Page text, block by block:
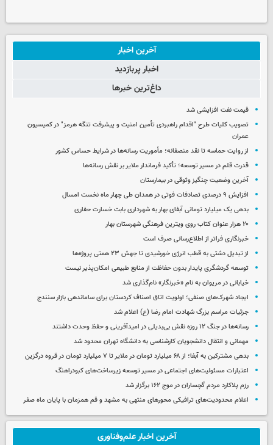
آخرین اخبار
اخبار پربازدید
داغ‌ترین خبرها
قیمت نفت افزایشی شد
تصویب کلیات طرح "اقدام راهبردی تأمین امنیت و پیشرفت تنگه هرمز" در کمیسیون
عمران
از روایت حماسه تا نقد منصفانه؛ مأموریت رسانه‌ها در شرایط حساس کشور
قدرت قلم در مسیر توسعه؛ تأکید فرماندار ملایر بر نقش رسانه‌ها
آخرین وضعیت چنگیز وثوقی در بیمارستان
افزایش ۹ درصدی تصادفات فوتی در همدان طی چهار ماه نخست امسال
بدهی یک میلیارد تومانی آبفای بهار به شهرداری بابت خسارت حفاری
۲۰ هزار عنوان کتاب روی ویترین فرهنگی شهرستان بهار
خبرنگاری فراتر از اطلاع‌رسانی صرف است
از تبدیل دشتی به قطب انرژی خورشیدی تا جهش ۲۳ همتی پروژه‌ها
توسعه گردشگری پایدار بدون حفاظت از منابع طبیعی امکان‌پذیر نیست
خیابانی در مریوان به نام «خبرنگار» نام‌گذاری شد
ایجاد شهرک‌های صنفی؛ اولویت اتاق اصناف کردستان برای ساماندهی بازار سنندج
جزئیات مراسم بزرگ شهادت امام رضا (ع) اعلام شد
رسانه‌ها در جنگ ۱۲ روزه نقش بی‌بدیلی در امیدآفرینی و حفظ وحدت داشتند
مهمانی و انتقال دانشجویان کارشناسی به دانشگاه تهران محدود شد
بدهی مشترکین به آبفا؛ از ۶۸ میلیارد تومان در ملایر تا ۷ میلیارد تومان در قروه درگزین
اعتبارات مسئولیت‌های اجتماعی در مسیر توسعه زیرساخت‌های کبودراهنگ
رزم پلاکارد مردم گچساران در موج ۱۶۲ برگزار شد
اعلام محدودیت‌های ترافیکی محورهای منتهی به مشهد و قم همزمان با پایان ماه صفر
آخرین اخبار علم‌وفناوری